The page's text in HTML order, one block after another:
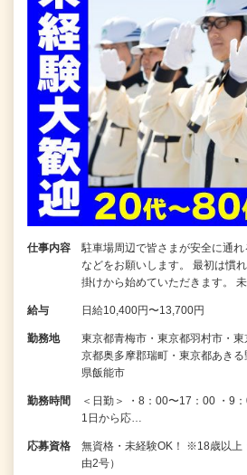
仕事内容
駐車場周辺で皆さまが安全に通
などをお願いします。 最初は慣
掛けから始めていただきます。
給与 日給10,400円〜13,700円
勤務地
東京都青梅市・東京都羽村市・
京都奥多摩郡瑞町・東京都あき
県飯能市
勤務時間
＜日勤＞ ・8：00〜17：00 ・9
1日から応…
応募資格
無資格・未経験OK！ ※18歳以上
由2号）